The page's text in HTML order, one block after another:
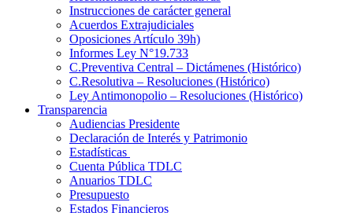
Instrucciones de carácter general
Acuerdos Extrajudiciales
Oposiciones Artículo 39h)
Informes Ley N°19.733
C.Preventiva Central – Dictámenes (Histórico)
C.Resolutiva – Resoluciones (Histórico)
Ley Antimonopolio – Resoluciones (Histórico)
Transparencia
Audiencias Presidente
Declaración de Interés y Patrimonio
Estadísticas
Cuenta Pública TDLC
Anuarios TDLC
Presupuesto
Estados Financieros